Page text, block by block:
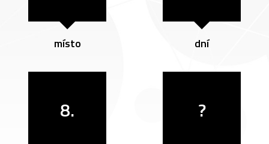
místo dní
8. ?